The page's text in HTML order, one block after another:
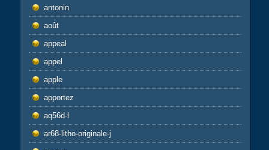
antonin
août
appeal
appel
apple
apportez
aq56d-l
ar68-litho-originale-j